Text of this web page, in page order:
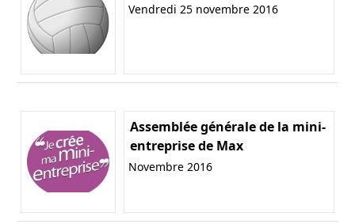
Vendredi 25 novembre 2016
Assemblée générale de la mini-
entreprise de Max
Novembre 2016